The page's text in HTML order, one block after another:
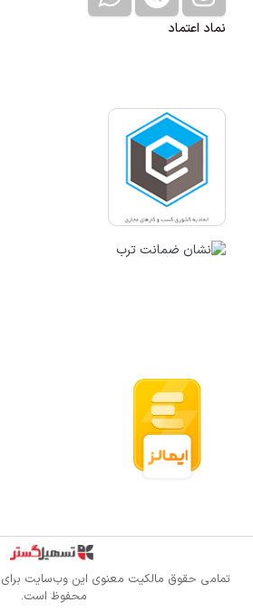
نماد اعتماد
تمامی حقوق مالکیت معنوی این وب‌سایت
محفوظ است.